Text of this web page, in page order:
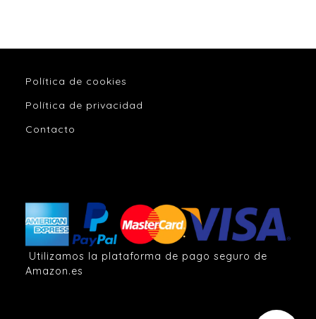
Política de cookies
Política de privacidad
Contacto
Utilizamos la plataforma de pago seguro de
Amazon.es